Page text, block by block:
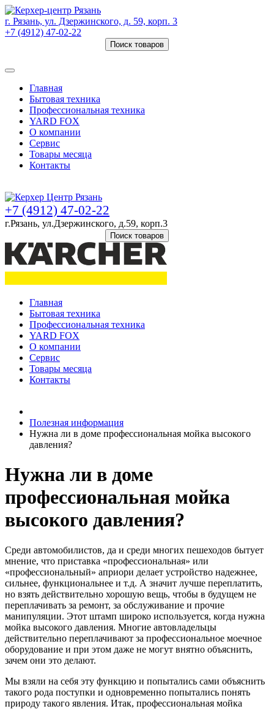
г. Рязань, ул. Дзержинского, д. 59, корп. 3
+7 (4912) 47-02-22
Поиск товаров
Главная
Бытовая техника
Профессиональная техника
YARD FOX
О компании
Сервис
Товары месяца
Контакты
+7 (4912) 47-02-22
г.Рязань, ул.Дзержинского, д.59, корп.3
Поиск товаров
Главная
Бытовая техника
Профессиональная техника
YARD FOX
О компании
Сервис
Товары месяца
Контакты
Полезная информация
Нужна ли в доме профессиональная мойка высокого
давления?
Нужна ли в доме
профессиональная мойка
высокого давления?
Среди автомобилистов, да и среди многих пешеходов бытует
мнение, что приставка «профессиональная» или
«профессиональный» априори делает устройство надежнее,
сильнее, функциональнее и т.д. А значит лучше переплатить,
но взять действительно хорошую вещь, чтобы в будущем не
переплачивать за ремонт, за обслуживание и прочие
манипуляции. Этот штамп широко используется, когда нужна
мойка высокого давления. Многие автовладельцы
действительно переплачивают за профессиональное моечное
оборудование и при этом даже не могут внятно объяснить,
зачем они это делают.
Мы взяли на себя эту функцию и попытались сами объяснить
такого рода поступки и одновременно попытались понять
природу такого явления. Итак, профессиональная мойка